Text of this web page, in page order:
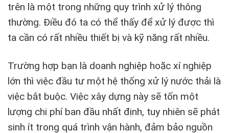
trên là một trong những quy trình xử lý thông
thường. Điều đó ta có thể thấy để xử lý được thì
ta cần có rất nhiều thiết bị và kỹ năng rất nhiều.
Trường hợp bạn là doanh nghiệp hoặc xí nghiệp
lớn thì việc đầu tư một hệ thống xử lý nước thải là
việc bắt buộc. Việc xây dựng này sẽ tốn một
lượng chi phí ban đầu nhất định, tuy nhiên sẽ phát
sinh ít trong quá trình vận hành, đảm bảo nguồn